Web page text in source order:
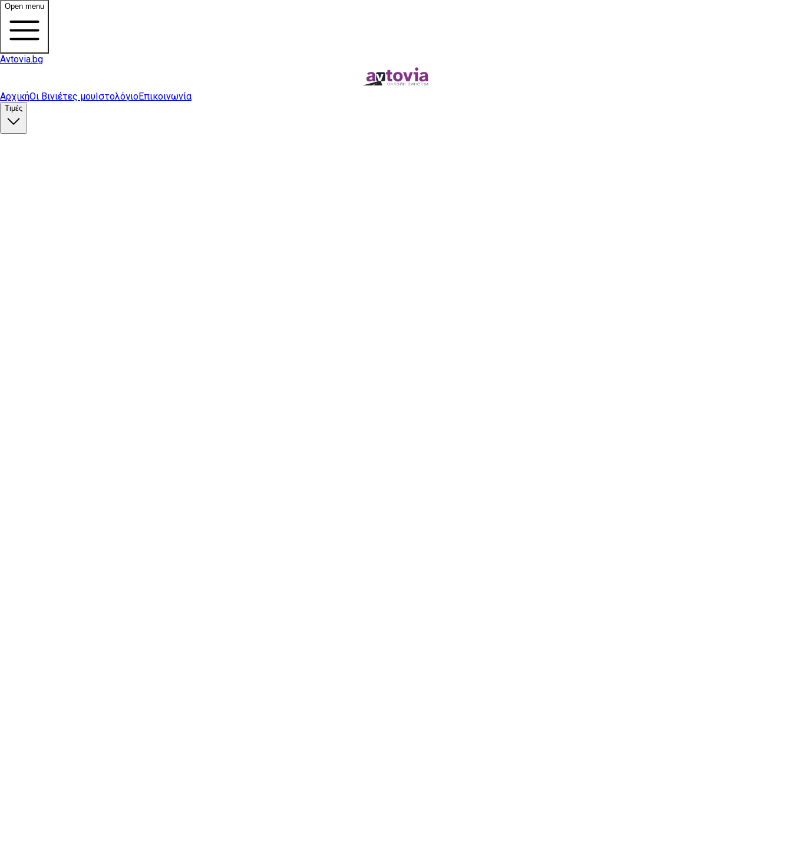
Open menu
Avtovia.bg
ΑρχικήΟι Βινιέτες μουΙστολόγιοΕπικοινωνία
Τιμές